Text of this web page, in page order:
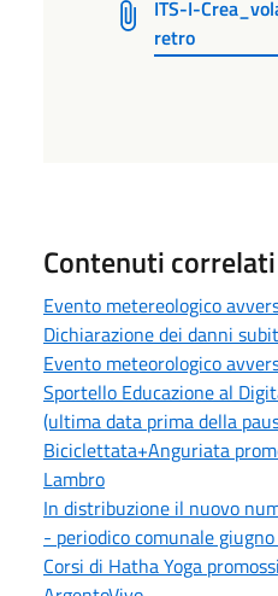
ITS-I-
retro
Contenuti correlati
Evento metereologico
Dichiarazione dei danni
Evento meteorologico
Sportello Educazione al
(ultima data prima della
Biciclettata+Anguriata
Lambro
In distribuzione il nuovo
- periodico comunale
Corsi di Hatha Yoga